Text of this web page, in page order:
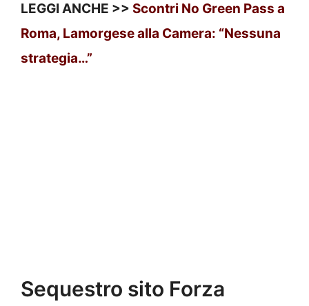
LEGGI ANCHE >> Scontri No Green Pass a
Roma, Lamorgese alla Camera: “Nessuna
strategia…”
Sequestro sito Forza